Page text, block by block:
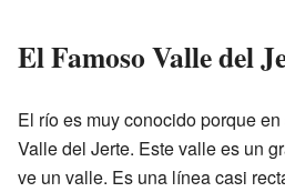
El Famoso Valle del
El río es muy conocido porque
Valle del Jerte. Este valle es un
ve un valle. Es una línea casi